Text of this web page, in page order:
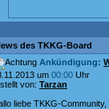
des TKKG-Board
Ankündigung:
um 00:00 Uhr
von: Tarzan
liebe TKKG-Community,